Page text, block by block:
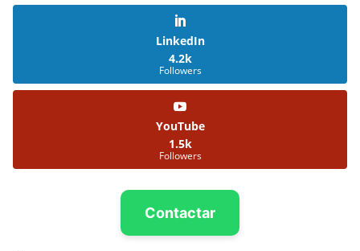
LinkedIn
4.2k
Followers
YouTube
1.5k
Followers
Contactar